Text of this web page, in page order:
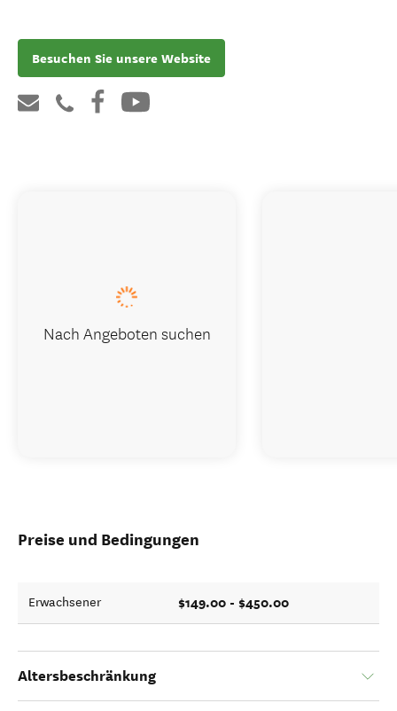
Besuchen Sie unsere Website
Preise und Bedingungen
Erwachsener $149.00 - $450.00
Altersbeschränkung
Nach Angeboten suchen